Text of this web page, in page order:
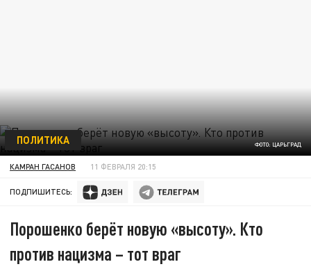
ФОТО: ЦАРЬГРАД
ПОЛИТИКА
КАМРАН ГАСАНОВ 11 ФЕВРАЛЯ 20:15
ПОДПИШИТЕСЬ:
Порошенко берёт новую «высоту». Кто
против нацизма – тот враг